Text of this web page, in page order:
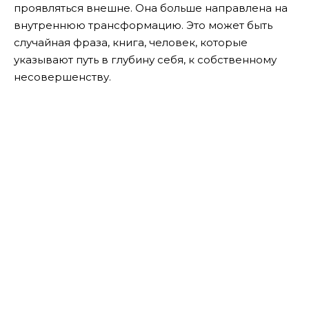
проявляться внешне. Она больше направлена на
внутреннюю трансформацию. Это может быть
случайная фраза, книга, человек, которые
указывают путь в глубину себя, к собственному
несовершенству.